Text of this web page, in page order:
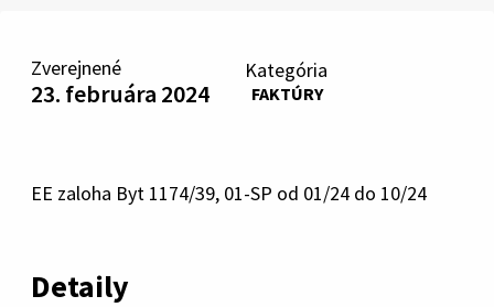
Zverejnené
23. februára 2024
Kategória
FAKTÚRY
EE zaloha Byt 1174/39, 01-SP od 01/24 do 10/24
Detaily